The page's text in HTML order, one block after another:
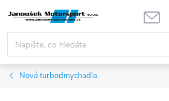
obsah
Nová turbodmychadla